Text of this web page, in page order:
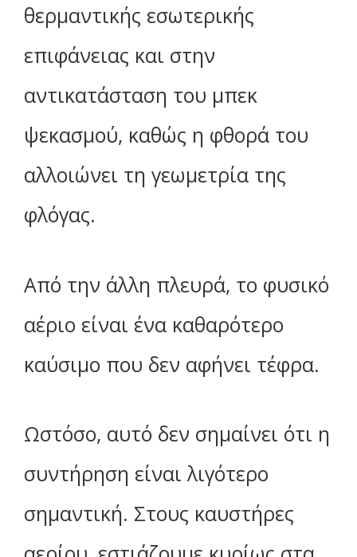
θερμαντικής εσωτερικής
επιφάνειας και στην
αντικατάσταση του μπεκ
ψεκασμού, καθώς η φθορά του
αλλοιώνει τη γεωμετρία της
φλόγας.
Από την άλλη πλευρά, το φυσικό
αέριο είναι ένα καθαρότερο
καύσιμο που δεν αφήνει τέφρα.
Ωστόσο, αυτό δεν σημαίνει ότι η
συντήρηση είναι λιγότερο
σημαντική. Στους καυστήρες